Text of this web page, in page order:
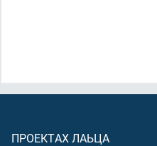
ПРОЕКТАХ ЛАЬЦА